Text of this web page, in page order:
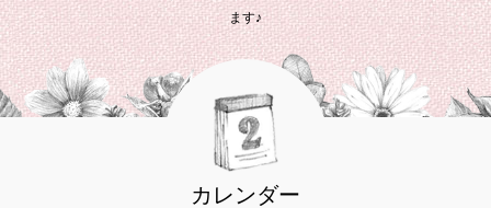
ます♪
カレンダー